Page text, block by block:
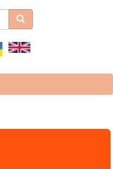
Пошук